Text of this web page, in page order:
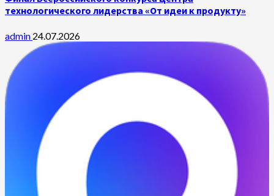
технологического лидерства «От идеи к продукту»
admin 24.07.2026